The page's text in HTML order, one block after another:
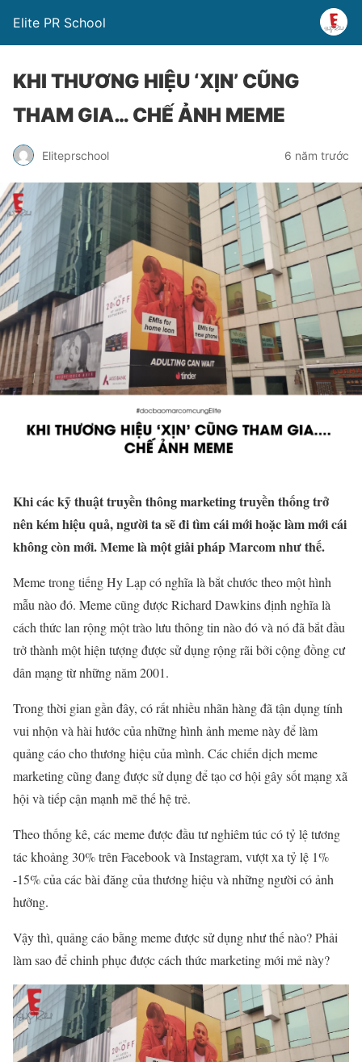
Elite PR School
KHI THƯƠNG HIỆU ‘XỊN’ CŨNG
THAM GIA… CHẾ ẢNH MEME
Eliteprschool 6 năm trước
Khi các kỹ thuật truyền thông marketing truyền thống trở
nên kém hiệu quả, người ta sẽ đi tìm cái mới hoặc làm mới cái
không còn mới. Meme là một giải pháp Marcom như thế.
Meme trong tiếng Hy Lạp có nghĩa là bắt chước theo một hình
mẫu nào đó. Meme cũng được Richard Dawkins định nghĩa là
cách thức lan rộng một trào lưu thông tin nào đó và nó đã bắt đầu
trở thành một hiện tượng được sử dụng rộng rãi bởi cộng đồng cư
dân mạng từ những năm 2001.
Trong thời gian gần đây, có rất nhiều nhãn hàng đã tận dụng tính
vui nhộn và hài hước của những hình ảnh meme này để làm
quảng cáo cho thương hiệu của mình. Các chiến dịch meme
marketing cũng đang được sử dụng để tạo cơ hội gây sốt mạng xã
hội và tiếp cận mạnh mẽ thế hệ trẻ.
Theo thống kê, các meme được đầu tư nghiêm túc có tỷ lệ tương
tác khoảng 30% trên Facebook và Instagram, vượt xa tỷ lệ 1%
-15% của các bài đăng của thương hiệu và những người có ảnh
hưởng.
Vậy thì, quảng cáo bằng meme được sử dụng như thế nào? Phải
làm sao để chinh phục được cách thức marketing mới mẻ này?